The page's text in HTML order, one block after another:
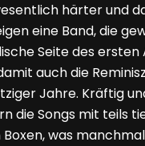
härter und
eine Band, die
Seite des ersten
auch die
Jahre. Kräftig
die Songs mit teils
was